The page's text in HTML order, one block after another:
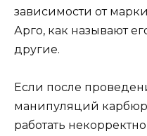
зависимости от
Арго, как называют
другие.
Если после
манипуляций
работать